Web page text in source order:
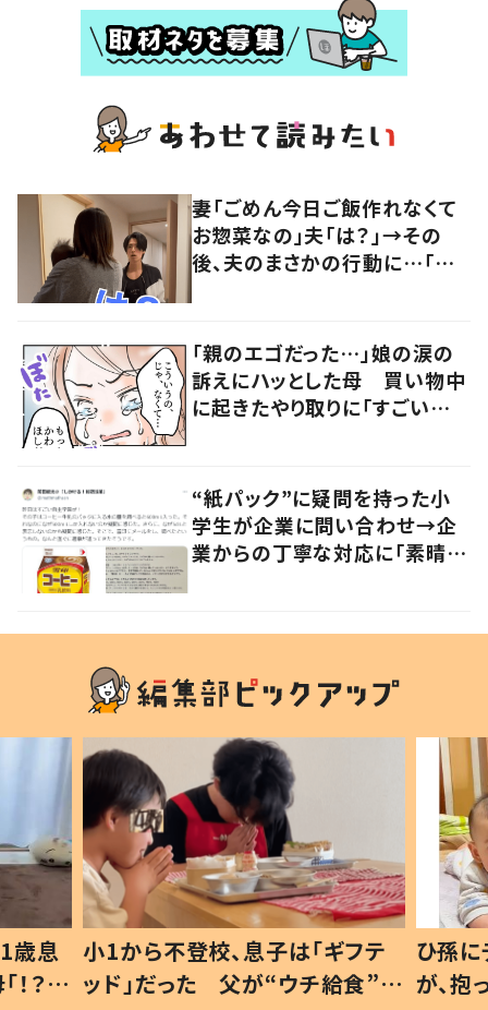
妻「ごめん今日ご飯作れなくて
お惣菜なの」夫「は？」→その
後、夫のまさかの行動に…「神
「親のエゴだった…」娘の涙の
訴えにハッとした母 買い物中
に起きたやり取りに「すごい分
“紙パック”に疑問を持った小
学生が企業に問い合わせ→企
業からの丁寧な対応に「素晴ら
歳息
？」
小1から不登校、息子は「ギフテ
ッド」だった 父が“ウチ給食”を
ひ孫
が、